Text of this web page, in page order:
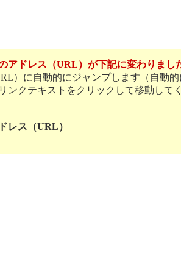
アドレス（URL）が下記に変わりまし
）に自動的にジャンプします（自動的
ンクテキストをクリックして移動して
レス（URL）